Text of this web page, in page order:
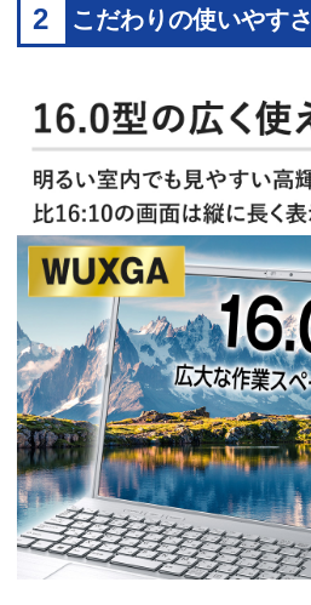
2 こだわりの使いやすさ